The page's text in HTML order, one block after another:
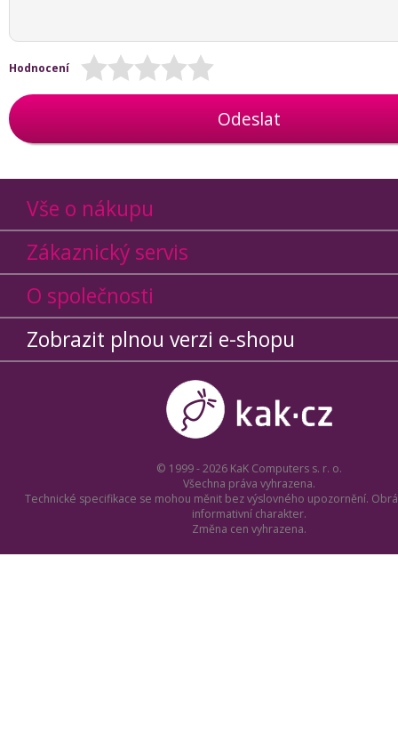
Hodnocení
Odeslat
Vše o nákupu
Zákaznický servis
O společnosti
Zobrazit plnou verzi e-shopu
© 1999 - 2026 KaK Computers s. r. o.
Všechna práva vyhrazena.
Technické specifikace se mohou měnit bez výslovného upozornění.
informativní charakter.
Změna cen vyhrazena.